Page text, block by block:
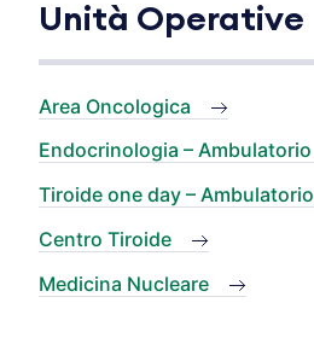
Unità Operative
Area Oncologica
Endocrinologia – Ambulatorio
Tiroide one day – Ambulatorio
Centro Tiroide
Medicina Nucleare